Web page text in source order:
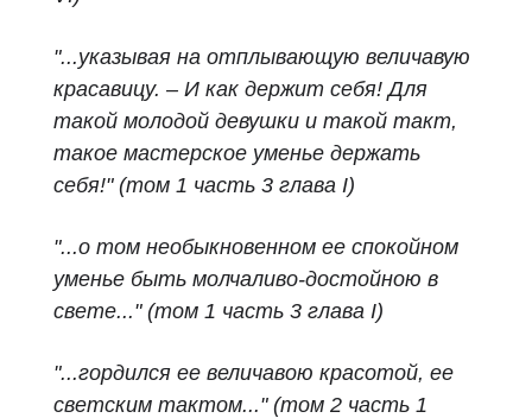
"...указывая на отплывающую величавую
красавицу. – И как держит себя! Для
такой молодой девушки и такой такт,
такое мастерское уменье держать
себя!" (том 1 часть 3 глава I)
"...о том необыкновенном ее спокойном
уменье быть молчаливо-достойною в
свете..." (том 1 часть 3 глава I)
"...гордился ее величавою красотой, ее
светским тактом..." (том 2 часть 1